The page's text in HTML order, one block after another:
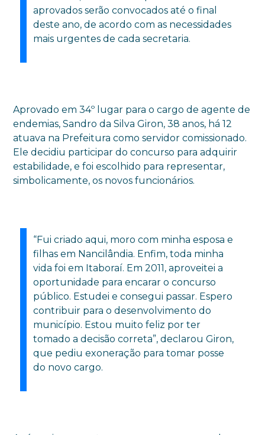
aprovados serão convocados até o final
deste ano, de acordo com as necessidades
mais urgentes de cada secretaria.
Aprovado em 34º lugar para o cargo de agente de
endemias, Sandro da Silva Giron, 38 anos, há 12
atuava na Prefeitura como servidor comissionado.
Ele decidiu participar do concurso para adquirir
estabilidade, e foi escolhido para representar,
simbolicamente, os novos funcionários.
“Fui criado aqui, moro com minha esposa e
filhas em Nancilândia. Enfim, toda minha
vida foi em Itaboraí. Em 2011, aproveitei a
oportunidade para encarar o concurso
público. Estudei e consegui passar. Espero
contribuir para o desenvolvimento do
município. Estou muito feliz por ter
tomado a decisão correta”, declarou Giron,
que pediu exoneração para tomar posse
do novo cargo.